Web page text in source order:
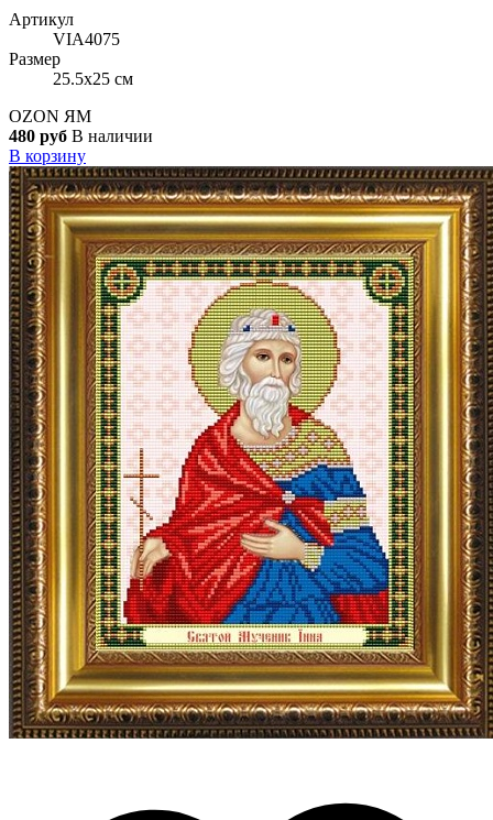
Артикул
VIA4075
Размер
25.5x25 см
OZON ЯМ
480 руб В наличии
В корзину